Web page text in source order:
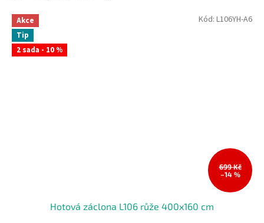
Akce
Tip
2 sada - 10 %
699 Kč
–14 %
Hotová záclona L106 růže 400x160 cm
Kód: L106YH-A6